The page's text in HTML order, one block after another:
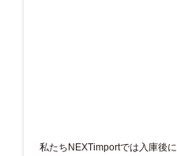
私たちNEXTimportでは入庫後に